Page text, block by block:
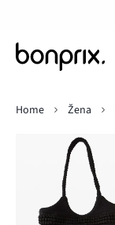
Home
Žena